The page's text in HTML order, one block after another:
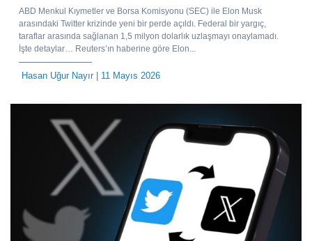
ABD Menkul Kıymetler ve Borsa Komisyonu (SEC) ile Elon Musk
arasındaki Twitter krizinde yeni bir perde açıldı. Federal bir yargıç,
taraflar arasında sağlanan 1,5 milyon dolarlık uzlaşmayı onaylamadı.
İşte detaylar… Reuters’ın haberine göre Elon...
Hasan Uğur Nayır| 11 Mayıs 2026